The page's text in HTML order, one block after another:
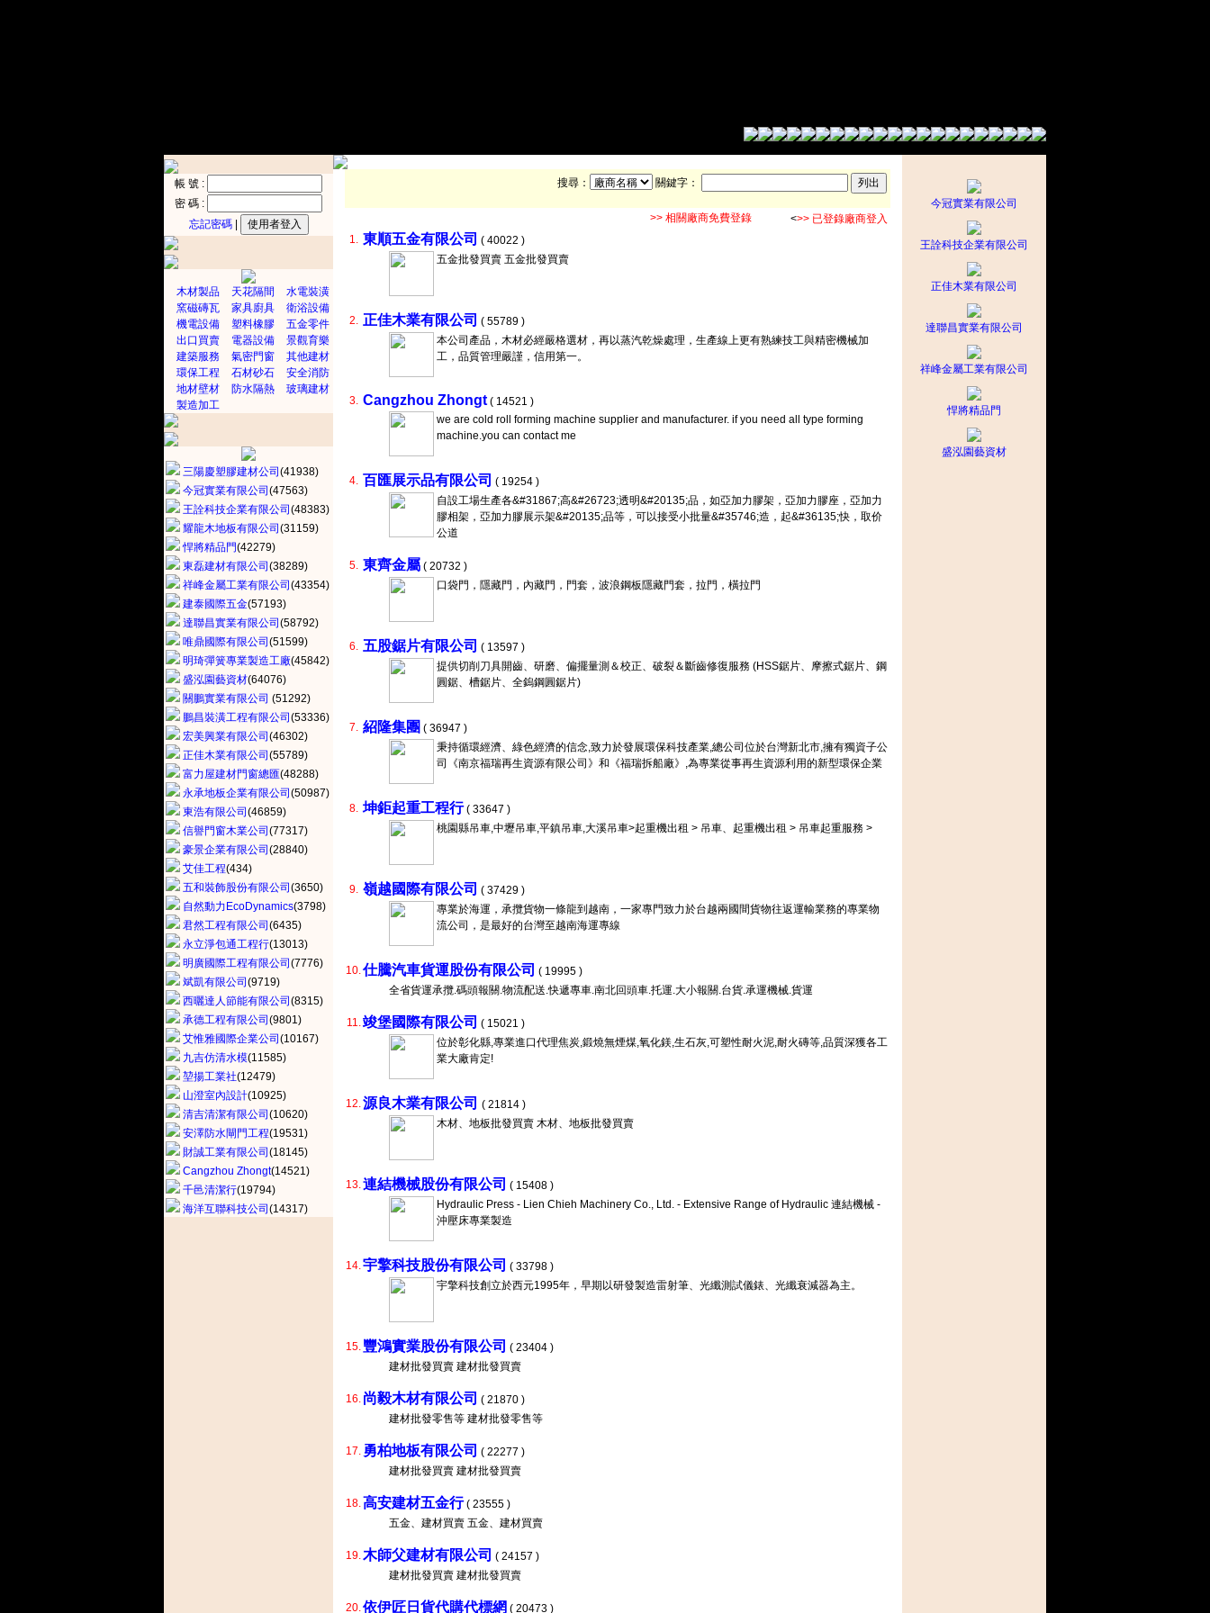
帳 號 :
密 碼 :
忘記密碼|
木材製品 天花隔間
水電裝潢
窯磁磚瓦
家具廚具
衛浴設備
機電設備
塑料橡膠
五金零件
出口買賣
電器設備
景觀育樂
建築服務
氣密門窗
其他建材
環保工程
石材砂石
安全消防
地材壁材
防水隔熱
玻璃建材
製造加工
三陽慶塑膠建材公司 (41938)
今冠實業有限公司 (47563)
王詮科技企業有限公司 (48383)
耀龍木地板有限公司 (31159)
悍將精品門(42279)
東磊建材有限公司 (38289)
祥峰金屬工業有限公司 (43354)
建泰國際五金(57193)
達聯昌實業有限公司 (58792)
唯鼎國際有限公司 (51599)
明琦彈簧專業製造工廠(45842)
盛泓園藝資材(64076)
關鵬實業有限公司 (51292)
鵬昌裝潢工程有限公司 (53336)
宏美興業有限公司 (46302)
正佳木業有限公司 (55789)
富力屋建材門窗總匯(48288)
永承地板企業有限公司 (50987)
東浩有限公司 (46859)
信譽門窗木業公司 (77317)
豪景企業有限公司 (28840)
艾佳工程(434)
五和裝飾股份有限公司 (3650)
自然動力EcoDynamics(3798)
君然工程有限公司 (6435)
永立淨包通工程行(13013)
明廣國際工程有限公司 (7776)
斌凱有限公司 (9719)
西曬達人節能有限公司 (8315)
承德工程有限公司 (9801)
艾惟雅國際企業公司 (10167)
九吉仿清水模(11585)
堃揚工業社(12479)
山澄室內設計(10925)
清吉清潔有限公司 (10620)
安澤防水閘門工程(19531)
財誠工業有限公司 (18145)
Cangzhou Zhongt(14521)
千邑清潔行(19794)
海洋互聯科技公司 (14317)
搜尋： 關鍵字：
>> 相關廠商免費登錄 <>> 已登錄廠商登入
1. 東順五金有限公司 ( 40022 )
五金批發買賣 五金批發買賣
2. 正佳木業有限公司 ( 55789 )
本公司產品，木材必經嚴格選材，再以蒸汽乾燥處理，生產線上更有熟練技工與精密機械加
工，品質管理嚴謹，信用第一。
3. Cangzhou Zhongt( 14521 )
we are cold roll forming machine supplier and manufacturer. if you need all type forming
machine.you can contact me
4. 百匯展示品有限公司 ( 19254 )
自設工場生產各&#31867;高&#26723;透明&#20135;品，如亞加力膠架，亞加力膠座，亞加力
膠相架，亞加力膠展示架&#20135;品等，可以接受小批量&#35746;造，起&#36135;快，取价
公道
5. 東齊金屬 ( 20732 )
口袋門，隱藏門，內藏門，門套，波浪鋼板隱藏門套，拉門，橫拉門
6. 五股鋸片有限公司 ( 13597 )
提供切削刀具開齒、研磨、偏擺量測＆校正、破裂＆斷齒修復服務 (HSS鋸片、摩擦式鋸片、鋼
圓鋸、槽鋸片、全鎢鋼圓鋸片)
7. 紹隆集團 ( 36947 )
秉持循環經濟、綠色經濟的信念,致力於發展環保科技產業,總公司位於台灣新北市,擁有獨資子公
司《南京福瑞再生資源有限公司》和《福瑞拆船廠》,為專業從事再生資源利用的新型環保企業
8. 坤鉅起重工程行( 33647 )
桃園縣吊車,中壢吊車,平鎮吊車,大溪吊車>起重機出租 > 吊車、起重機出租 > 吊車起重服務 >
9. 嶺越國際有限公司 ( 37429 )
專業於海運，承攬貨物一條龍到越南，一家專門致力於台越兩國間貨物往返運輸業務的專業物
流公司，是最好的台灣至越南海運專線
10.仕騰汽車貨運股份有限公司 ( 19995 )
全省貨運承攬.碼頭報關.物流配送.快遞專車.南北回頭車.托運.大小報關.台貨.承運機械.貨運
11.竣堡國際有限公司 ( 15021 )
位於彰化縣,專業進口代理焦炭,鍛燒無煙煤,氧化鎂,生石灰,可塑性耐火泥,耐火磚等,品質深獲各工
業大廠肯定!
12.源良木業有限公司 ( 21814 )
木材、地板批發買賣 木材、地板批發買賣
13.連結機械股份有限公司 ( 15408 )
Hydraulic Press - Lien Chieh Machinery Co., Ltd. - Extensive Range of Hydraulic 連結機械 -
沖壓床專業製造
14.宇擎科技股份有限公司 ( 33798 )
宇擎科技創立於西元1995年，早期以研發製造雷射筆、光纖測試儀錶、光纖衰減器為主。
15. 豐鴻實業股份有限公司 ( 23404 )
建材批發買賣 建材批發買賣
16. 尚毅木材有限公司 ( 21870 )
建材批發零售等 建材批發零售等
17. 勇柏地板有限公司 ( 22277 )
建材批發買賣 建材批發買賣
18.高安建材五金行( 23555 )
五金、建材買賣 五金、建材買賣
19.木師父建材有限公司 ( 24157 )
建材批發買賣 建材批發買賣
20.依伊匠日貨代購代標網 ( 20473 )
今冠實業有限公司
王詮科技企業有限公司
正佳木業有限公司
達聯昌實業有限公司
祥峰金屬工業有限公司
悍將精品門
盛泓園藝資材